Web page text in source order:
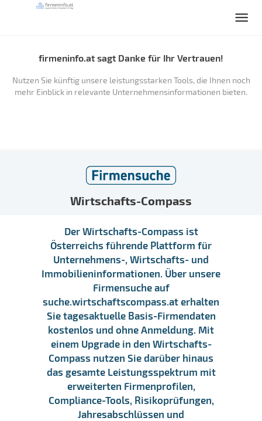
firmeninfo.at sagt Danke für Ihr Vertrauen!
Nutzen Sie künftig unsere leistungsstarken Tools, die Ihnen noch
mehr Einblick in relevante Unternehmensinformationen bieten.
Wirtschafts-Compass
Der Wirtschafts-Compass ist
Österreichs führende Plattform für
Unternehmens-, Wirtschafts- und
Immobilieninformationen. Über unsere
Firmensuche auf
suche.wirtschaftscompass.at erhalten
Sie tagesaktuelle Basis-Firmendaten
kostenlos und ohne Anmeldung. Mit
einem Upgrade in den Wirtschafts-
Compass nutzen Sie darüber hinaus
das gesamte Leistungsspektrum mit
erweiterten Firmenprofilen,
Compliance-Tools, Risikoprüfungen,
Jahresabschlüssen und